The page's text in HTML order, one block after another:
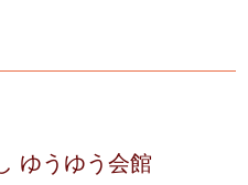
ゆうゆう会館